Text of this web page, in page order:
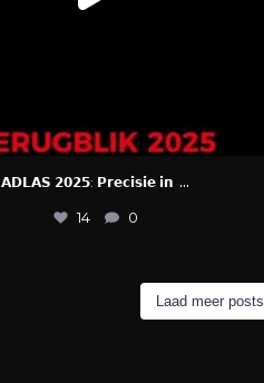
𝗔𝗗𝗟𝗔𝗦 𝟮𝟬𝟮𝟱: 𝗣𝗿𝗲𝗰𝗶𝘀𝗶𝗲 𝗶𝗻 ...
14 0
Laad meer posts